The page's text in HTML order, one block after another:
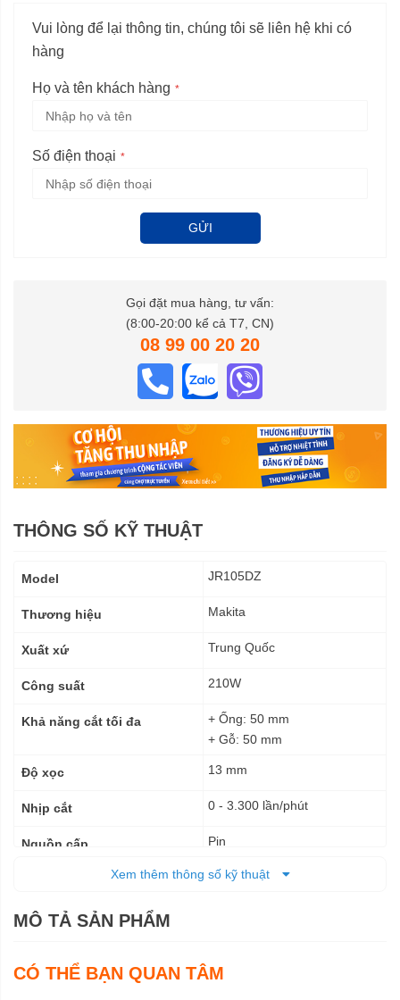
Vui lòng để lại thông tin, chúng tôi sẽ liên hệ khi có
hàng
Họ và tên khách hàng
Số điện thoại
GỬI
Gọi đặt mua hàng, tư vấn:
(8:00-20:00 kể cả T7, CN)
08 99 00 20 20
THÔNG SỐ KỸ THUẬT
kỹ
Model JR105DZ
Thương hiệu Makita
Xuất xứ Trung Quốc
Công suất 210W
Khả năng cắt tối đa
+ Ống: 50 mm
+ Gỗ: 50 mm
Độ xọc 13 mm
Nhịp cắt 0 - 3.300 lần/phút
Nguồn cấp Pin
Kích thước (DxRxC) 376 x 66 x 186 mm
Trọng lượng tịnh
Xem thêm thông số kỹ thuật
MÔ TẢ SẢN PHẨM
CÓ THỂ BẠN QUAN TÂM